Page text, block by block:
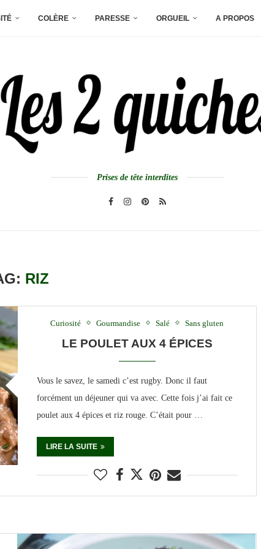
COLÈRE PARESSE ORGUEIL A PROPOS
Prises de tête interdites
RIZ
Curiosité Gourmandise Salé Sans gluten
LE POULET AUX 4 ÉPICES
Vous le savez, le samedi c’est rugby. Donc il faut
forcément un déjeuner qui va avec. Cette fois j’ai fait ce
poulet aux 4 épices et riz rouge. C’était pour …
LIRE LA SUITE